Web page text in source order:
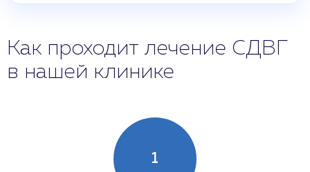
Как проходит лечение СДВГ
в нашей клинике
1